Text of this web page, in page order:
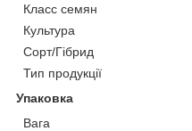
Класс семян
Культура
Сорт/Гібрид
Тип продукції
Упаковка
Вага